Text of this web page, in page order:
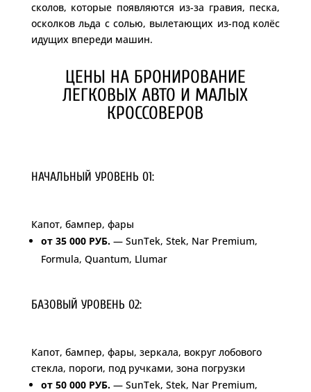
сколов, которые появляются из-за гравия, песка,
осколков льда с солью, вылетающих из-под колёс
идущих впереди машин.
ЦЕНЫ НА БРОНИРОВАНИЕ
ЛЕГКОВЫХ АВТО И МАЛЫХ
КРОССОВЕРОВ
НАЧАЛЬНЫЙ УРОВЕНЬ 01:
Капот, бампер, фары
от 35 000 РУБ.— SunTek, Stek, Nar Premium,
Formula, Quantum, Llumar
БАЗОВЫЙ УРОВЕНЬ 02:
Капот, бампер, фары, зеркала, вокруг лобового
стекла, пороги, под ручками, зона погрузки
от 50 000 РУБ.— SunTek, Stek, Nar Premium,